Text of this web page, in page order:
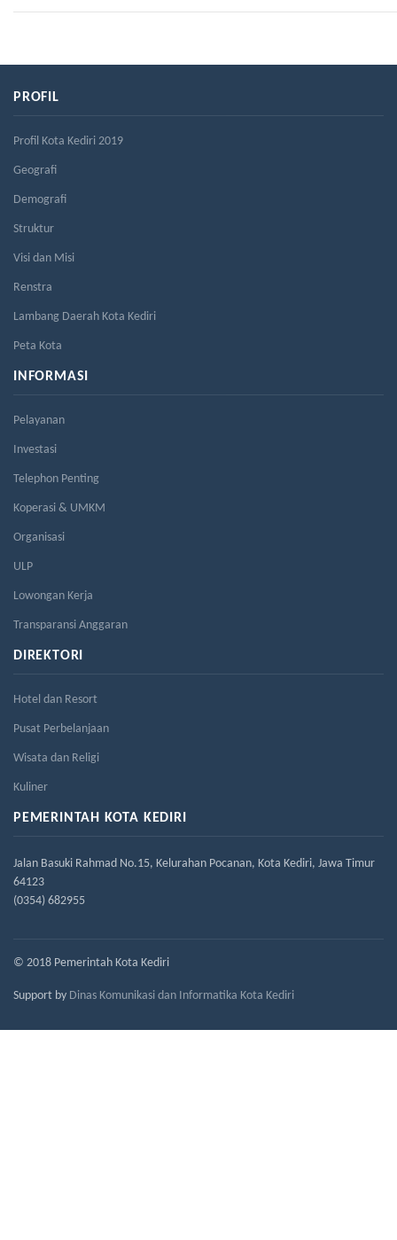
PROFIL
Profil Kota Kediri 2019
Geografi
Demografi
Struktur
Visi dan Misi
Renstra
Lambang Daerah Kota Kediri
Peta Kota
INFORMASI
Pelayanan
Investasi
Telephon Penting
Koperasi & UMKM
Organisasi
ULP
Lowongan Kerja
Transparansi Anggaran
DIREKTORI
Hotel dan Resort
Pusat Perbelanjaan
Wisata dan Religi
Kuliner
PEMERINTAH KOTA KEDIRI
Jalan Basuki Rahmad No.15, Kelurahan Pocanan, Kota Kediri, Jawa Timur
64123
(0354) 682955
© 2018 Pemerintah Kota Kediri
Support by Dinas Komunikasi dan Informatika Kota Kediri